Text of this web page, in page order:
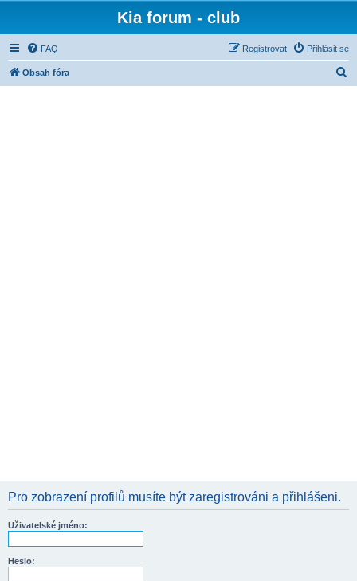
Kia forum - club
FAQ Přihlásit se
Registrovat
Obsah fóra
Pro zobrazení profilů musíte být zaregistrováni a přihlášeni.
Uživatelské jméno:
Heslo: